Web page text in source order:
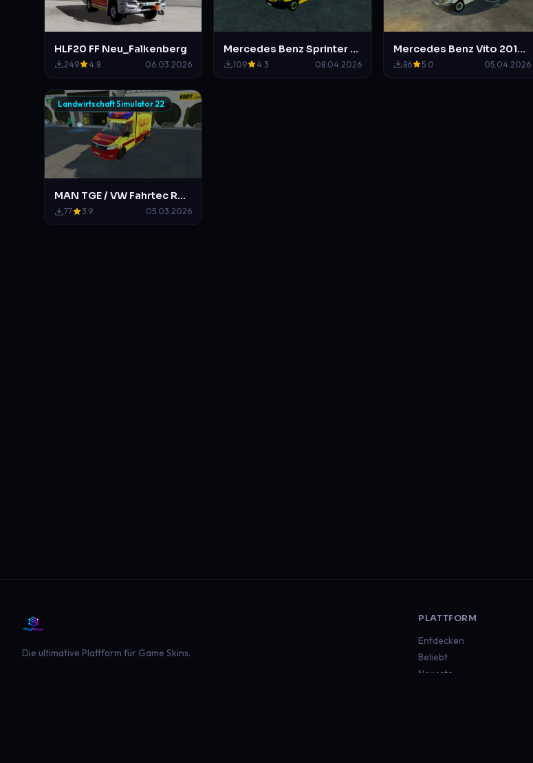
HLF20 FF Neu_Falkenberg
249 4.8 06.03.2026
Mercedes Benz Sprinter 2014 Bundeswehr NEF
109 4.3 08.04.2026
Mercedes Benz Vito 2010 HR Verkehrssicherungs
86 5.0 05.04.2026
Landwirtschaft Simulator 22
MAN TGE / VW Fahrtec RTW der Feuerwehr Bremen
77 3.9 05.03.2026
Die ultimative Plattform für Game Skins.
PLATTFORM
Entdecken
Beliebt
Neueste